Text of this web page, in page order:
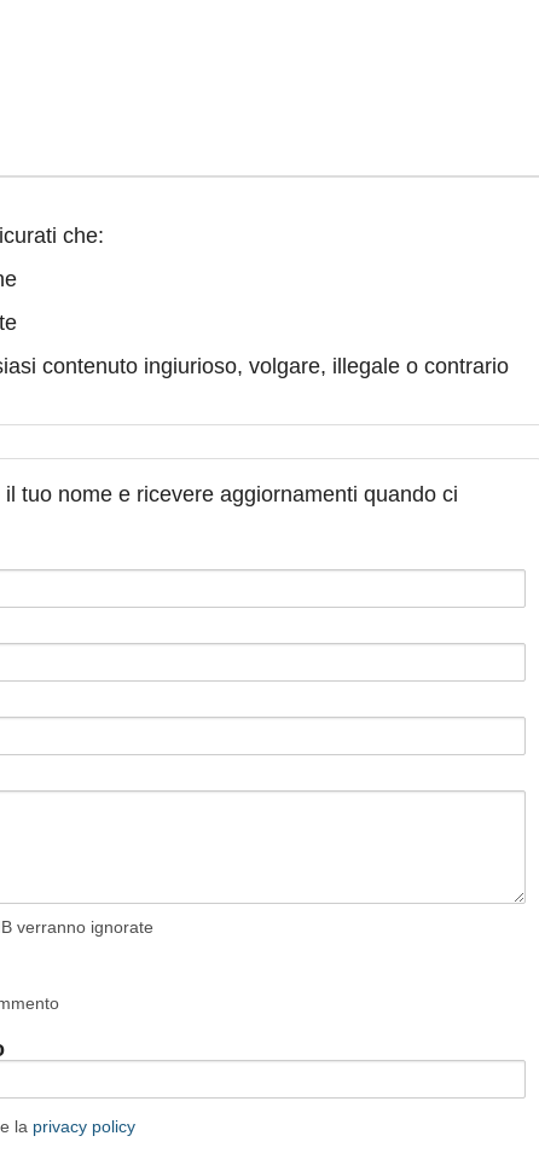
che:
contenuto ingiurioso, volgare, illegale o contrario
tuo nome e ricevere aggiornamenti quando ci
verranno ignorate
e la privacy policy